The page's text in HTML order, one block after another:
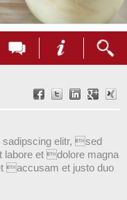
sadipscing elitr, sed
labore et dolore magna
accusam et justo duo